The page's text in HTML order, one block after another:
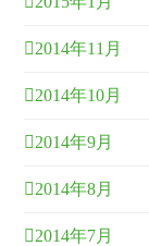
2014年11月
2014年10月
2014年9月
2014年8月
2014年7月